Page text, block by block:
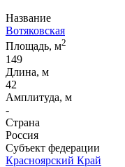
Название
Вотяковская
Площадь, м2
149
Длина, м
42
Амплитуда, м
-
Страна
Россия
Субъект федерации
Красноярский Край